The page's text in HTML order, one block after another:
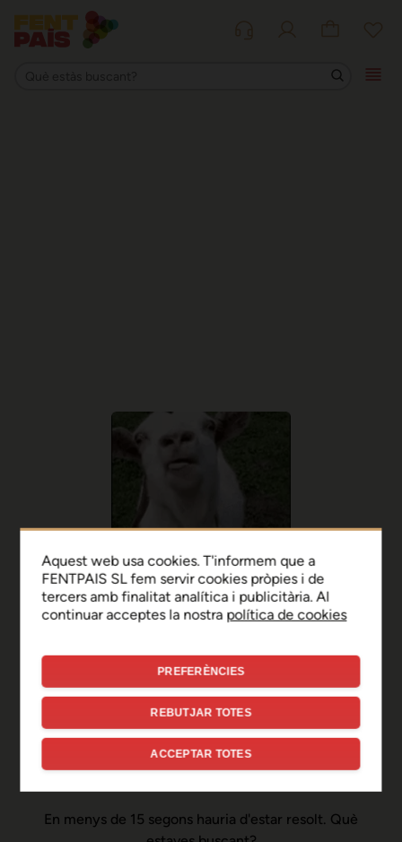
Ep, disculpa!
Sembla que hi ha hagut un
error de connexió temporal
En menys de 15 segons hauria d'estar resolt. Què
Aquest web usa cookies. T'informem que a
FENTPAIS SL fem servir cookies pròpies i de
tercers amb finalitat analítica i publicitària. Al
continuar acceptes la nostra política de cookies
PREFERÈNCIES
REBUTJAR TOTES
ACCEPTAR TOTES